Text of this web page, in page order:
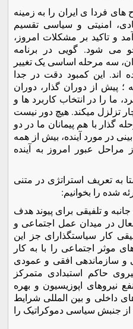
فردا ی ایران را به زمینه
امنیتی و سیاسی تقسیم
و تاکید بر مشکلات امروز،
می شود. گویی در برنامه
سه مرحله اساسی یک تغییر
اند. این کمبود دقت در جدا
پیش از دوران گذار، دوران
ما را در انتخاب کاربرد ها و
تزلزل میکند. هیچ دور نیست
گذار با هم پیمانان ما در دو
در مورد آینده، بیش از همه
عبور امروز به آینده
به تعریف استراتژی در متنی
شده را بخوانیم:
و تلفیقی برای پیوند هدف
در میدان عمل اجتماعی و
کار سیاستگذارای جز این
موثر اجتماعی را با به کار
و سازماندهی افقی و عمودی
حاکم استبدادی متمرکز
نیروهای اپوزیسیون و بهره
داخلی و بین المللی شرایط
از جنبش سیاسی دموکراتیک را